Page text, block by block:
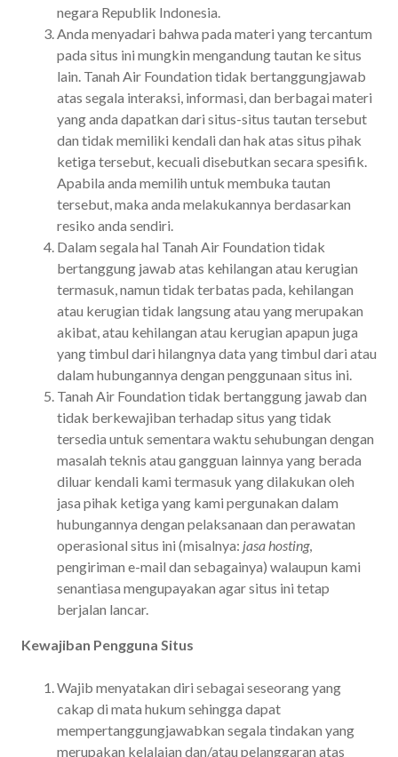
negara Republik Indonesia.
Anda menyadari bahwa pada materi yang tercantum
pada situs ini mungkin mengandung tautan ke situs
lain. Tanah Air Foundation tidak bertanggungjawab
atas segala interaksi, informasi, dan berbagai materi
yang anda dapatkan dari situs-situs tautan tersebut
dan tidak memiliki kendali dan hak atas situs pihak
ketiga tersebut, kecuali disebutkan secara spesifik.
Apabila anda memilih untuk membuka tautan
tersebut, maka anda melakukannya berdasarkan
resiko anda sendiri.
Dalam segala hal Tanah Air Foundation tidak
bertanggung jawab atas kehilangan atau kerugian
termasuk, namun tidak terbatas pada, kehilangan
atau kerugian tidak langsung atau yang merupakan
akibat, atau kehilangan atau kerugian apapun juga
yang timbul dari hilangnya data yang timbul dari atau
dalam hubungannya dengan penggunaan situs ini.
Tanah Air Foundation tidak bertanggung jawab dan
tidak berkewajiban terhadap situs yang tidak
tersedia untuk sementara waktu sehubungan dengan
masalah teknis atau gangguan lainnya yang berada
diluar kendali kami termasuk yang dilakukan oleh
jasa pihak ketiga yang kami pergunakan dalam
hubungannya dengan pelaksanaan dan perawatan
operasional situs ini (misalnya: jasa hosting,
pengiriman e-mail dan sebagainya) walaupun kami
senantiasa mengupayakan agar situs ini tetap
berjalan lancar.
Kewajiban Pengguna Situs
Wajib menyatakan diri sebagai seseorang yang
cakap di mata hukum sehingga dapat
mempertanggungjawabkan segala tindakan yang
merupakan kelalaian dan/atau pelanggaran atas